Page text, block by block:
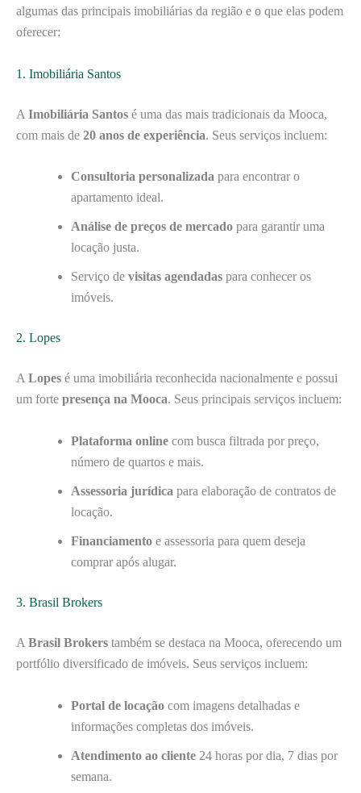
algumas das principais imobiliárias da região e o que elas podem
oferecer:
1. Imobiliária Santos
A Imobiliária Santos é uma das mais tradicionais da Mooca,
com mais de 20 anos de experiência. Seus serviços incluem:
Consultoria personalizada para encontrar o
apartamento ideal.
Análise de preços de mercado para garantir uma
locação justa.
Serviço de visitas agendadas para conhecer os
imóveis.
2. Lopes
A Lopes é uma imobiliária reconhecida nacionalmente e possui
um forte presença na Mooca. Seus principais serviços incluem:
Plataforma online com busca filtrada por preço,
número de quartos e mais.
Assessoria jurídica para elaboração de contratos de
locação.
Financiamento e assessoria para quem deseja
comprar após alugar.
3. Brasil Brokers
A Brasil Brokers também se destaca na Mooca, oferecendo um
portfólio diversificado de imóveis. Seus serviços incluem:
Portal de locação com imagens detalhadas e
informações completas dos imóveis.
Atendimento ao cliente 24 horas por dia, 7 dias por
semana.